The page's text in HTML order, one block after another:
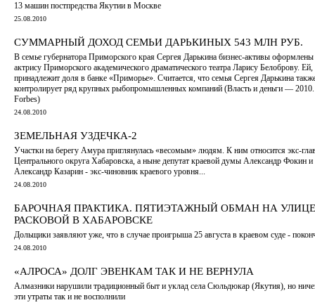
13 машин постпредства Якутии в Москве
25.08.2010
СУММАРНЫЙ ДОХОД СЕМЬИ ДАРЬКИНЫХ 543 МЛН РУБ.
В семье губернатора Приморского края Сергея Дарькина бизнес-активы
актрису Приморского академического драматического театра Ларису Белоброву.
принадлежит доля в банке «Приморье». Считается, что семья Сергея Дарькина
контролирует ряд крупных рыбопромышленных компаний (Власть и деньги — 2010.
Forbes)
24.08.2010
ЗЕМЕЛЬНАЯ УЗДЕЧКА-2
Участки на берегу Амура приглянулась «весомым» людям. К ним относится экс-
Центрального округа Хабаровска, а ныне депутат краевой думы Александр Фокин
Александр Казарин - экс-чиновник краевого уровня...
24.08.2010
БАРОЧНАЯ ПРАКТИКА. ПЯТИЭТАЖНЫЙ ОБМАН НА УЛИЦЕ
РАСКОВОЙ В ХАБАРОВСКЕ
Дольщики заявляют уже, что в случае проигрыша 25 августа в краевом суде -
24.08.2010
«АЛРОСА» ДОЛГ ЭВЕНКАМ ТАК И НЕ ВЕРНУЛА
Алмазники нарушили традиционный быт и уклад села Сюльдюкар (Якутия), но
эти утраты так и не восполнили